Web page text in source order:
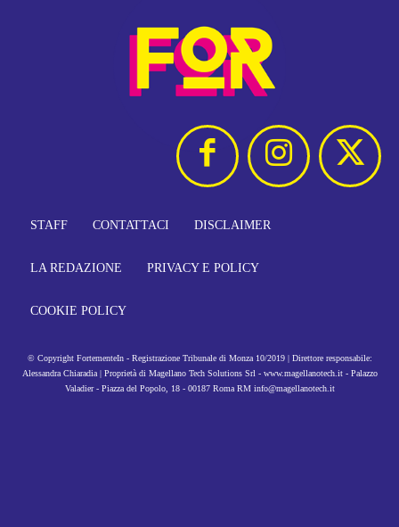
STAFF CONTATTACI DISCLAIMER
LA REDAZIONE PRIVACY E POLICY
COOKIE POLICY
© Copyright FortementeIn - Registrazione Tribunale di Monza 10/2019 | Direttore responsabile:
Alessandra Chiaradia | Proprietà di Magellano Tech Solutions Srl - www.magellanotech.it - Palazzo
Valadier - Piazza del Popolo, 18 - 00187 Roma RM info@magellanotech.it